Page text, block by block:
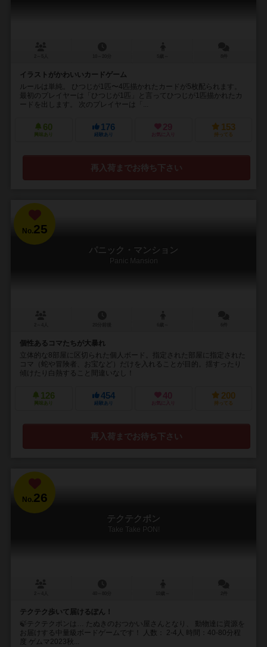
イラストがかわいいカードゲーム
ルールは単純。 ひつじが1匹〜4匹描かれたカードが5枚配られます。
最初のプレイヤーは「ひつじが1匹」と言ってひつじが1匹描かれたカ
ードを出します。 次のプレイヤーは「...
60
興味あり
176
経験あり
29
お気に入り
153
持ってる
再入荷までお待ち下さい
No.25
パニック・マンション
Panic Mansion
個性あるコマたちが大暴れ
立体的な8部屋に区切られた個人ボード。指定された部屋に指定された
コマ（蛇や冒険者、お宝など）だけを入れることが目的。揺すったり
傾けたり白熱すること間違いなし！
126
興味あり
454
経験あり
40
お気に入り
200
持ってる
再入荷までお待ち下さい
No.26
テクテクポン
Take Take PON!
テクテク歩いて届けるぽん！
🍃テクテクポンは… たぬきのおつかい屋さんとなり、 動物達に資源を
お届けする中量級ボードゲームです！ 人数： 2-4人 時間：40-80分程
度 ゲムマ2023秋...